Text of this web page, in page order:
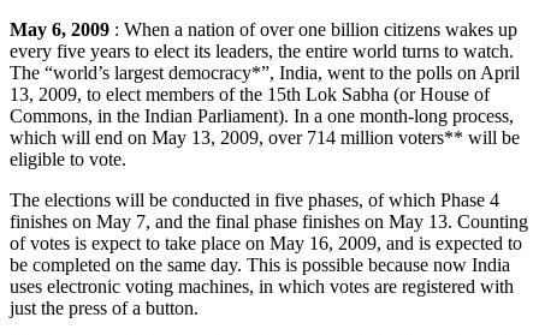
May 6, 2009 : When a nation of over one billion citizens wakes up
every five years to elect its leaders, the entire world turns to watch.
The “world’s largest democracy*”, India, went to the polls on April
13, 2009, to elect members of the 15th Lok Sabha (or House of
Commons, in the Indian Parliament). In a one month-long process,
which will end on May 13, 2009, over 714 million voters** will be
eligible to vote.
The elections will be conducted in five phases, of which Phase 4
finishes on May 7, and the final phase finishes on May 13. Counting
of votes is expect to take place on May 16, 2009, and is expected to
be completed on the same day. This is possible because now India
uses electronic voting machines, in which votes are registered with
just the press of a button.